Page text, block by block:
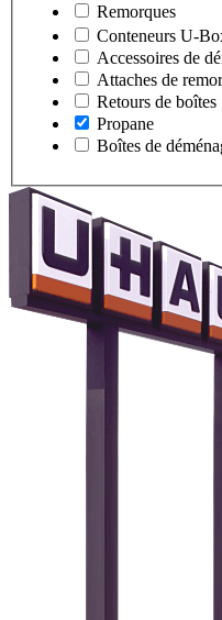
Remorques
Conteneurs U-
Accessoires de
Attaches de
Retours de boîtes
Propane
Boîtes de